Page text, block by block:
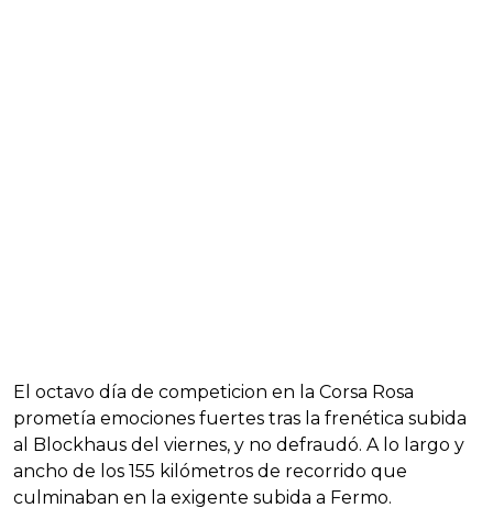
El octavo día de competicion en la Corsa Rosa
prometía emociones fuertes tras la frenética subida
al Blockhaus del viernes, y no defraudó. A lo largo y
ancho de los 155 kilómetros de recorrido que
culminaban en la exigente subida a Fermo.